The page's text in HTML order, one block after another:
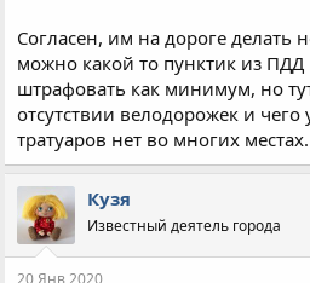
Согласен, им на дороге делать
можно какой то пунктик из
штрафовать как минимум, но
отсутствии велодорожек и чего
тратуаров нет во многих местах.
Кузя
Известный деятель города
20 Янв 2020